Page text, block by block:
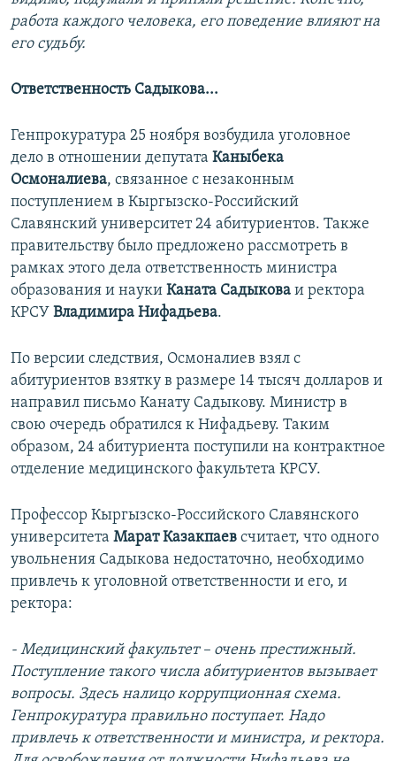
работа каждого человека, его поведение влияют на
его судьбу.
Ответственность Садыкова...
Генпрокуратура 25 ноября возбудила уголовное
дело в отношении депутата Каныбека
Осмоналиева, связанное с незаконным
поступлением в Кыргызско-Российский
Славянский университет 24 абитуриентов. Также
правительству было предложено рассмотреть в
рамках этого дела ответственность министра
образования и науки Каната Садыкова и ректора
КРСУ Владимира Нифадьева.
По версии следствия, Осмоналиев взял с
абитуриентов взятку в размере 14 тысяч долларов и
направил письмо Канату Садыкову. Министр в
свою очередь обратился к Нифадьеву. Таким
образом, 24 абитуриента поступили на контрактное
отделение медицинского факультета КРСУ.
Профессор Кыргызско-Российского Славянского
университета Марат Казакпаев считает, что одного
увольнения Садыкова недостаточно, необходимо
привлечь к уголовной ответственности и его, и
ректора:
- Медицинский факультет – очень престижный.
Поступление такого числа абитуриентов вызывает
вопросы. Здесь налицо коррупционная схема.
Генпрокуратура правильно поступает. Надо
привлечь к ответственности и министра, и ректора.